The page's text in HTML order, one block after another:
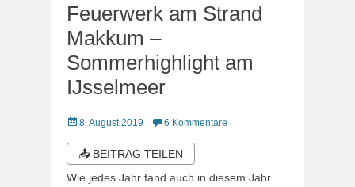
Feuerwerk am Strand
Makkum –
Sommerhighlight am
IJsselmeer
Veröffentlicht
8. August 2019 6 Kommentare
📤 BEITRAG TEILEN
Wie jedes Jahr fand auch in diesem Jahr